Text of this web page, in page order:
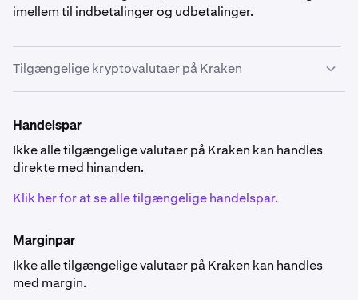
imellem til indbetalinger og udbetalinger.
Tilgængelige kryptovalutaer på Kraken
Nogle valutaer, der er nævnt nedenfor, er ikke
tilgængelige ispecifikke lande
0x
Handelspar
Ikke alle tilgængelige valutaer på Kraken kan handles
direkte med hinanden.
Klik her for at se alle tilgængelige handelspar.
Marginpar
Ikke alle tilgængelige valutaer på Kraken kan handles
med margin.